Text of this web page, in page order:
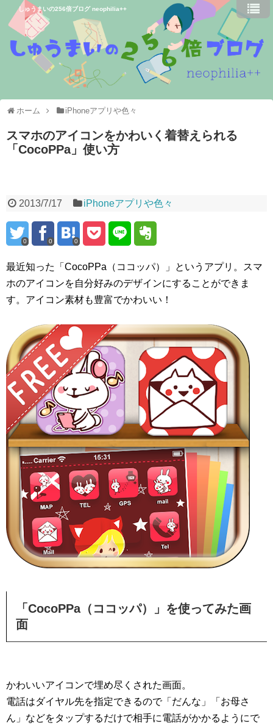
しゅうまいの256倍ブログ neophilia++
ホーム iPhoneアプリや色々
スマホのアイコンをかわいく着替えられる
「CocoPPa」使い方
2013/7/17 iPhoneアプリや色々
0 0 0
最近知った「CocoPPa（ココッパ）」というアプリ。スマ
ホのアイコンを自分好みのデザインにすることができま
す。アイコン素材も豊富でかわいい！
「CocoPPa（ココッパ）」を使ってみた画
面
かわいいアイコンで埋め尽くされた画面。
電話はダイヤル先を指定できるので「だんな」「お母さ
ん」などをタップするだけで相手に電話がかかるようにで